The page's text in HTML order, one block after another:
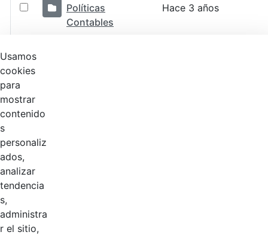
Políticas
Contables
Hace 3 años
Usamos
cookies
para
mostrar
contenido
s
personaliz
ados,
analizar
tendencia
s,
administra
r el sitio,